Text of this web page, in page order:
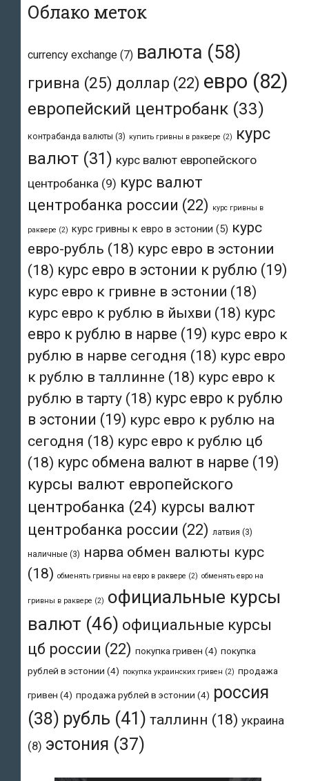
Облако меток
currency exchange (7) валюта (58)
гривна (25) доллар (22) евро (82)
европейский центробанк (33)
контрабанда валюты (3) купить гривны в раквере (2)
курс
валют (31) курс валют европейского
центробанка (9) курс валют
центробанка россии (22) курс гривны в
раквере (2) курс гривны к евро в эстонии (5) курс
евро-рубль (18) курс евро в эстонии
(18) курс евро в эстонии к рублю (19)
курс евро к гривне в эстонии (18)
курс евро к рублю в йыхви (18) курс
евро к рублю в нарве (19) курс евро к
рублю в нарве сегодня (18) курс евро
к рублю в таллинне (18) курс евро к
рублю в тарту (18) курс евро к рублю
в эстонии (19) курс евро к рублю на
сегодня (18) курс евро к рублю цб
(18) курс обмена валют в нарве (19)
курсы валют европейского
центробанка (24) курсы валют
центробанка россии (22) латвия (3)
наличные (3) нарва обмен валюты курс
(18) обменять гривны на евро в раквере (2) обменять евро на
гривны в раквере (2) официальные курсы
валют (46) официальные курсы
цб россии (22) покупка гривен (4) покупка
рублей в эстонии (4) покупка украинских гривен (2) продажа
гривен (4) продажа рублей в эстонии (4) россия
(38) рубль (41) таллинн (18) украина
(8) эстония (37)